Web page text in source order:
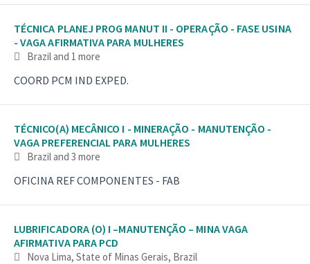
TÉCNICA PLANEJ PROG MANUT II - OPERAÇÃO - FASE USINA
- VAGA AFIRMATIVA PARA MULHERES
Braziland 1 more
COORD PCM IND EXPED.
TÉCNICO(A) MECÂNICO I - MINERAÇÃO - MANUTENÇÃO -
VAGA PREFERENCIAL PARA MULHERES
Braziland 3 more
OFICINA REF COMPONENTES - FAB
LUBRIFICADORA (O) I –MANUTENÇÃO – MINA VAGA
AFIRMATIVA PARA PCD
Nova Lima, State of Minas Gerais, Brazil